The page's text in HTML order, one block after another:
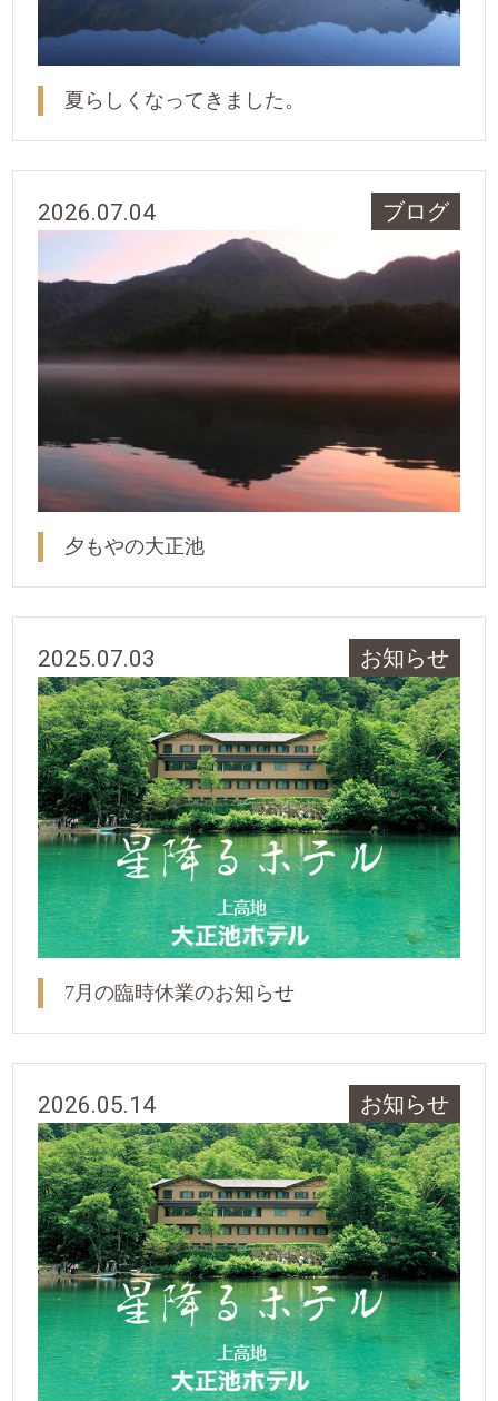
夏らしくなってきました。
2026.07.04 ブログ
夕もやの大正池
2025.07.03 お知らせ
7月の臨時休業のお知らせ
2026.05.14 お知らせ